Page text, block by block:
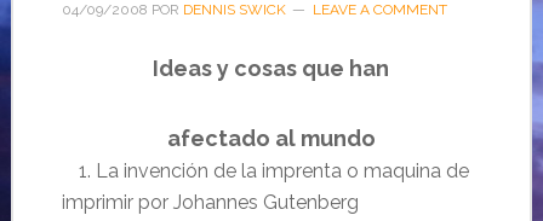
04/09/2008 POR DENNIS SWICK LEAVE A COMMENT
Ideas y cosas que han
afectado al mundo
1. La invención de la imprenta o maquina de
imprimir por Johannes Gutenberg